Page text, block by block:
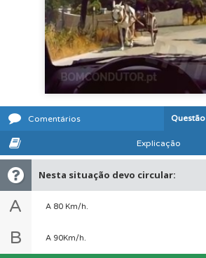
Comentários Questão
Explicação
Nesta situação devo circular:
A A 80 Km/h.
B A 90Km/h.